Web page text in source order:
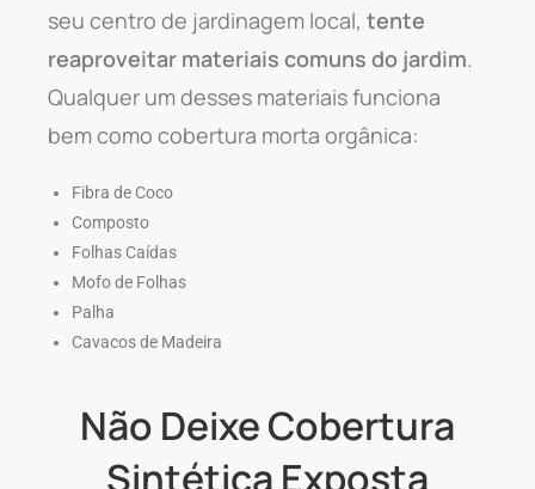
seu centro de jardinagem local, tente
reaproveitar materiais comuns do jardim.
Qualquer um desses materiais funciona
bem como cobertura morta orgânica:
Fibra de Coco
Composto
Folhas Caídas
Mofo de Folhas
Palha
Cavacos de Madeira
Não Deixe Cobertura
Sintética Exposta